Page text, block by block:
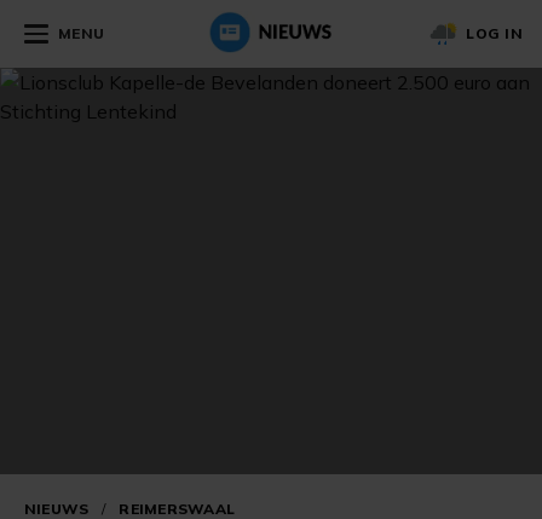
MENU LOG IN
NIEUWS / REIMERSWAAL